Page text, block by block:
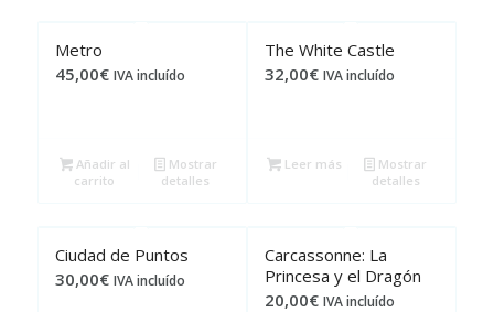
Metro
45,00€ IVA incluído
Añadir al
carrito
Mostrar
detalles
The White Castle
32,00€ IVA incluído
Leer más
Mostrar
detalles
Ciudad de Puntos
30,00€ IVA incluído
Carcassonne: La
Princesa y el Dragón
20,00€ IVA incluído